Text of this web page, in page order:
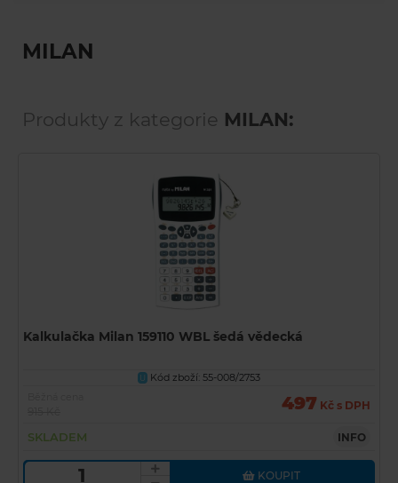
MILAN
Produkty z kategorie MILAN:
Kalkulačka Milan 159110 WBL šedá vědecká
U
Kód zboží: 55-008/2753
497 Kč s DPH
SKLADEM INFO
KOUPIT